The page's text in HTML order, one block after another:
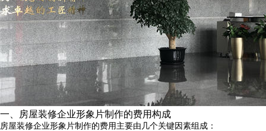
一、房屋装修企业形象片制作的费用构成
房屋装修企业形象片制作的费用主要由几个关键因素组成：